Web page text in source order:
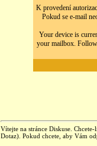
K provedení
Pokud se e-mail
Your device is
your mailbox. Follow
Vítejte na stránce Diskuse.
Dotaz). Pokud chcete, aby Vám